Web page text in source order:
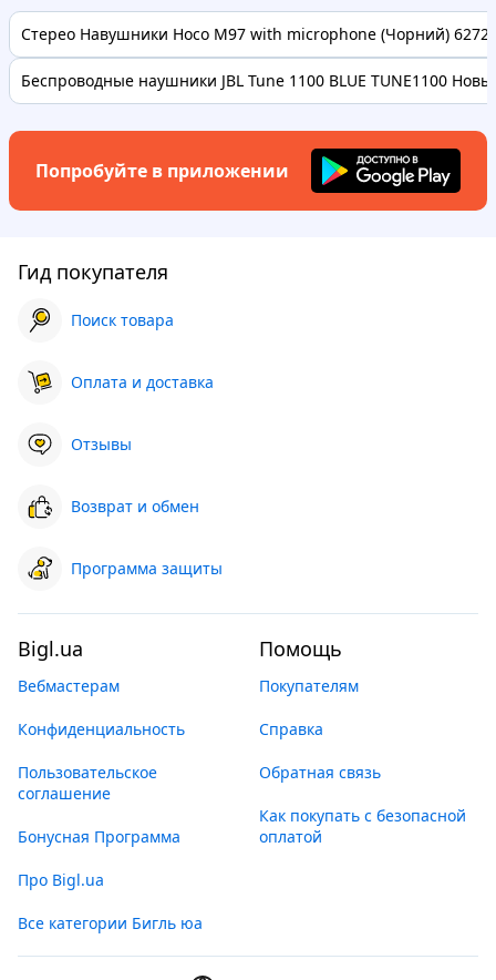
Стерео Навушники Hoco M97 with microphone (Чорний)
Беспроводные наушники JBL Tune 1100 BLUE TUNE1100
Попробуйте в приложении
Гид покупателя
Поиск товара
Оплата и доставка
Отзывы
Возврат и обмен
Программа защиты
Bigl.ua
Вебмастерам
Конфиденциальность
Пользовательское
соглашение
Бонусная Программа
Про Bigl.ua
Все категории Бигль юа
Помощь
Покупателям
Справка
Обратная связь
Как покупать с безопасной
оплатой